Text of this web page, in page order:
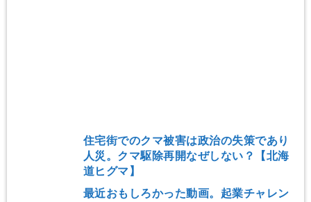
住宅街でのクマ被害は政治の失策であり
人災。クマ駆除再開なぜしない？【北海
道ヒグマ】
最近おもしろかった動画。起業チャレン